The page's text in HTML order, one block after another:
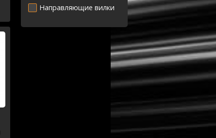
Направляющие вилки